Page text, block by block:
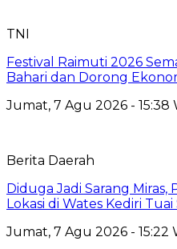
TNI
Festival Raimuti 2026
Bahari dan Dorong
Jumat, 7 Agu 2026 - 15:38
Berita Daerah
Diduga Jadi Sarang
Lokasi di Wates Kediri
Jumat, 7 Agu 2026 - 15:22